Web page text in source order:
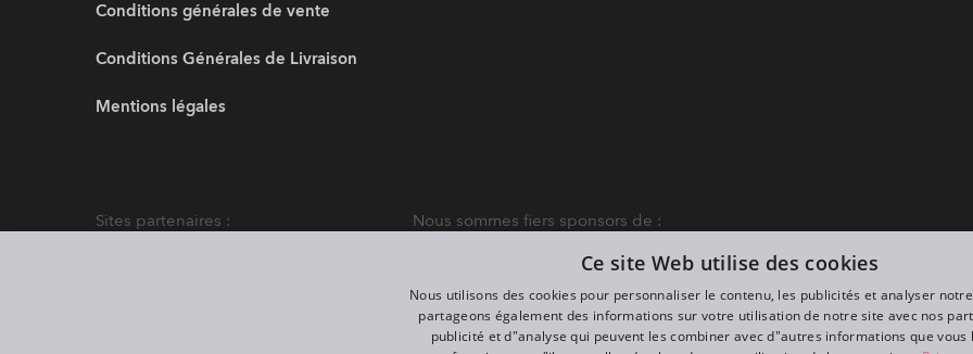
Conditions générales de vente
Conditions Générales de Livraison
Mentions légales
Sites partenaires : Nous sommes fiers sponsors de :
Ce site Web utilise des cookies
Nous utilisons des cookies pour personnaliser le contenu, les publicités et analyser
partageons également des informations sur votre utilisation de notre site avec nos
publicité et d"analyse qui peuvent les combiner avec d"autres informations que vous